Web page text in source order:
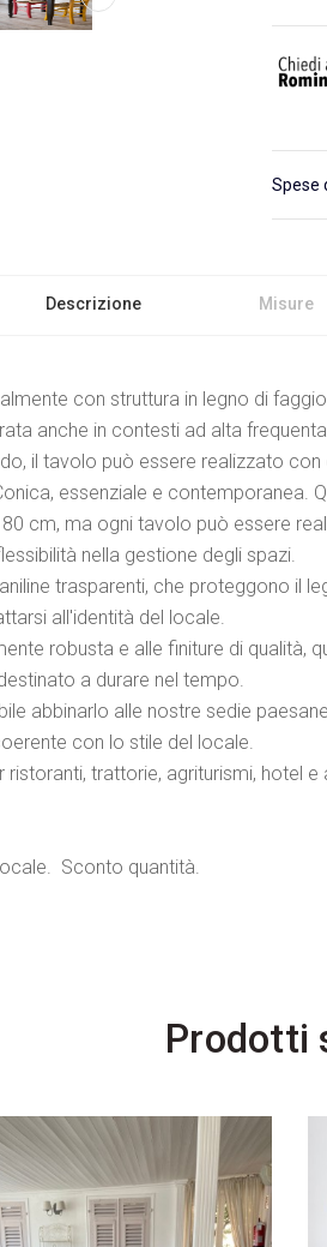
Spese
Descrizione Misure
con struttura in legno di
anche in contesti ad alta
il tavolo può essere realizzato
essenziale e contemporanea.
cm, ma ogni tavolo può essere
nella gestione degli spazi.
trasparenti, che proteggono il
all'identità del locale.
robusta e alle finiture di qualità,
a durare nel tempo.
abbinarlo alle nostre sedie
con lo stile del locale.
trattorie, agriturismi, hotel
Sconto quantità.
Prodotti